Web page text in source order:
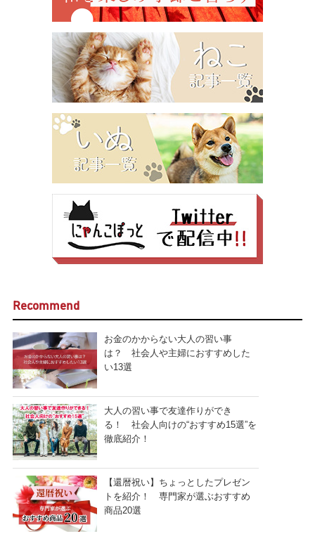
Recommend
お金のかからない大人の習い事
は？ 社会人や主婦におすすめした
い13選
大人の習い事で友達作りができ
る！ 社会人向けの“おすすめ15選”を
徹底紹介！
【還暦祝い】ちょっとしたプレゼン
トを紹介！ 専門家が選ぶおすすめ
商品20選